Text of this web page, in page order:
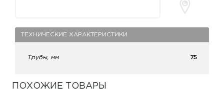
ТЕХНИЧЕСКИЕ ХАРАКТЕРИСТИКИ
Трубы, мм 75
ПОХОЖИЕ ТОВАРЫ